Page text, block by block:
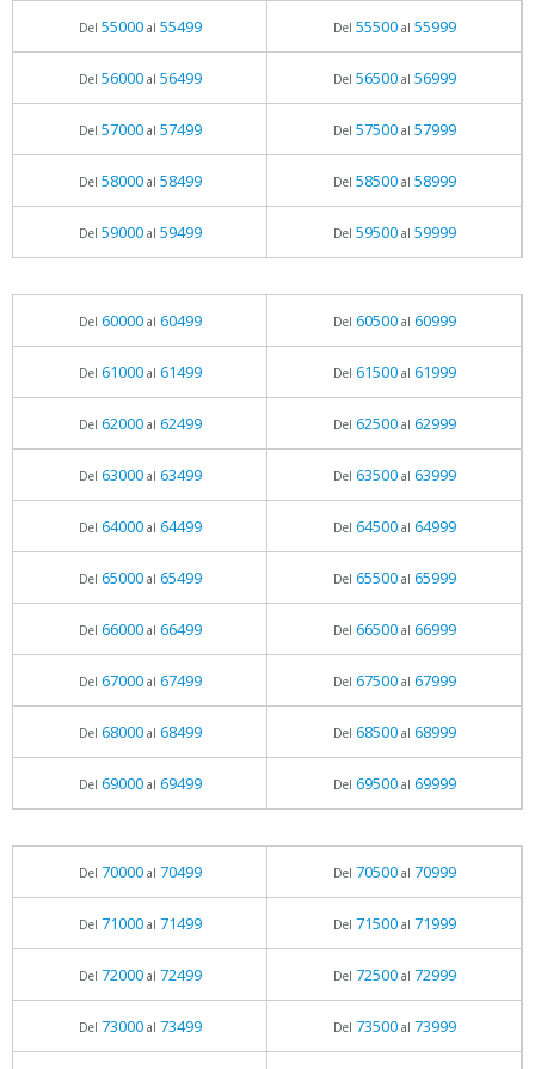
Del 55000al 55499 Del 55500al 55999
Del 56000al 56499 Del 56500al 56999
Del 57000al 57499 Del 57500al 57999
Del 58000al 58499 Del 58500al 58999
Del 59000al 59499 Del 59500al 59999
Del 60000al 60499 Del 60500al 60999
Del 61000al 61499 Del 61500al 61999
Del 62000al 62499 Del 62500al 62999
Del 63000al 63499 Del 63500al 63999
Del 64000al 64499 Del 64500al 64999
Del 65000al 65499 Del 65500al 65999
Del 66000al 66499 Del 66500al 66999
Del 67000al 67499 Del 67500al 67999
Del 68000al 68499 Del 68500al 68999
Del 69000al 69499 Del 69500al 69999
Del 70000al 70499 Del 70500al 70999
Del 71000al 71499 Del 71500al 71999
Del 72000al 72499 Del 72500al 72999
Del 73000al 73499 Del 73500al 73999